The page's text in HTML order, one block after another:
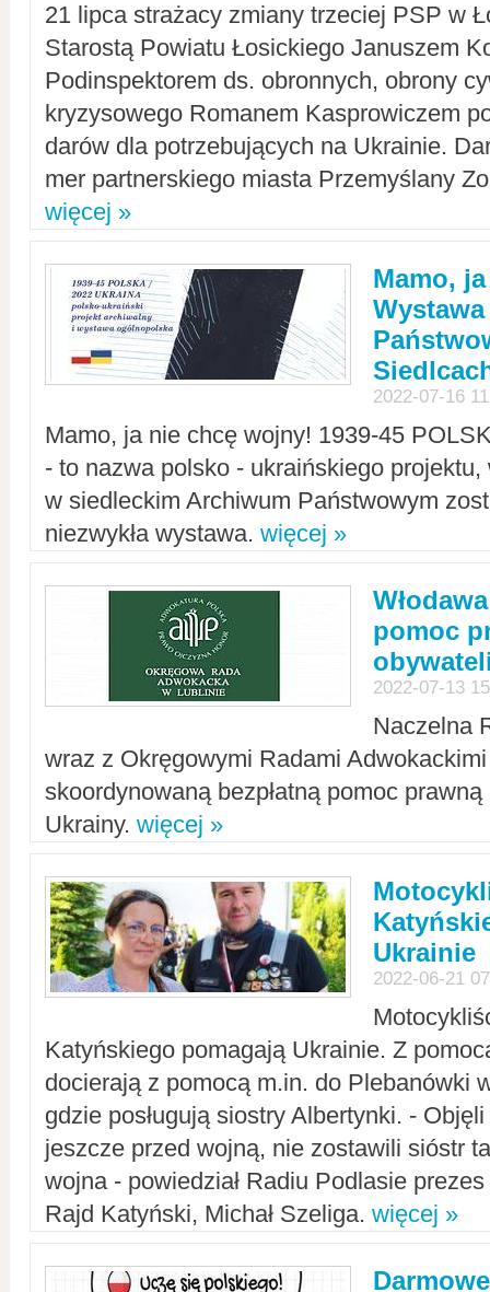
21 lipca strażacy zmiany trzeciej PSP w
Starostą Powiatu Łosickiego Januszem
Podinspektorem ds. obronnych, obrony
kryzysowego Romanem Kasprowiczem
darów dla potrzebujących na Ukrainie.
mer partnerskiego miasta Przemyślany
więcej »
Mamo,
2022-07-16
Mamo, ja nie chcę wojny! 1939-45
- to nazwa polsko - ukraińskiego
w siedleckim Archiwum Państwowym
niezwykła wystawa. więcej »
pomoc
2022-07-13
Naczelna
wraz z Okręgowymi Radami Adwokackimi
skoordynowaną bezpłatną pomoc
Ukrainy. więcej »
Ukrainie
2022-06-21
Katyńskiego pomagają Ukrainie. Z
docierają z pomocą m.in. do Plebanówki
gdzie posługują siostry Albertynki. -
jeszcze przed wojną, nie zostawili sióstr
wojna - powiedział Radiu Podlasie
Rajd Katyński, Michał Szeliga. więcej »